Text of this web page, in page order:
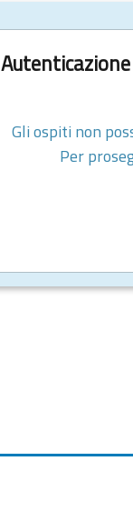
Gli ospiti non
Per